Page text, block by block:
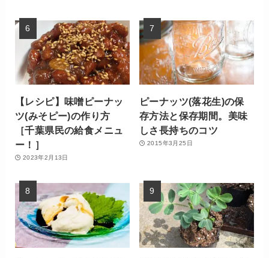
【レシピ】味噌ピーナッ
ツ(みそピー)の作り方
［千葉県民の給食メニュ
ー！］
2023年2月13日
ピーナッツ(落花生)の保
存方法と保存期間。美味
しさ長持ちのコツ
2015年3月25日